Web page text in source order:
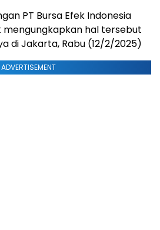
PT Bursa Efek Indonesia
mengungkapkan hal tersebut
di Jakarta, Rabu (12/2/2025)
ADVERTISEMENT